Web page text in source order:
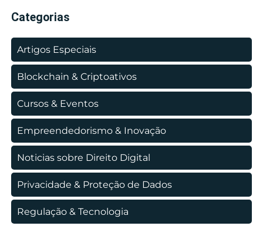
Categorias
Artigos Especiais
Blockchain & Criptoativos
Cursos & Eventos
Empreendedorismo & Inovação
Noticias sobre Direito Digital
Privacidade & Proteção de Dados
Regulação & Tecnologia